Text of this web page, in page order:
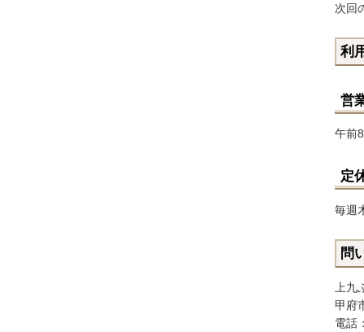
次回
利
営
午前
定
毎週
問
上九
甲府
電話